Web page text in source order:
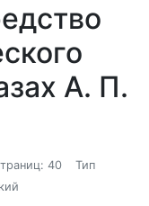
А. П.
40
Тип